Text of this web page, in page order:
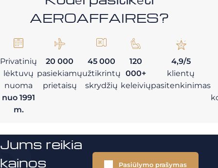
AEROAFFAIRES?
Privatinių
lėktuvų
nuoma
nuo 1991
m.
20 000
pasiekiamų
prietaisų
45 000
užtikrintų
skrydžių
120
000+
keleivių
4,9/5
klientų
pasitenkinimas
Jums reikia
kainos
Pasiūlymo prašymas